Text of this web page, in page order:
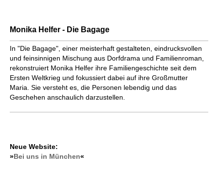
Monika Helfer - Die Bagage
In "Die Bagage", einer meisterhaft gestalteten, eindrucksvollen
und feinsinnigen Mischung aus Dorfdrama und Familienroman,
rekonstruiert Monika Helfer ihre Familiengeschichte seit dem
Ersten Weltkrieg und fokussiert dabei auf ihre Großmutter
Maria. Sie versteht es, die Personen lebendig und das
Geschehen anschaulich darzustellen.
Neue Website:
»Bei uns in München«